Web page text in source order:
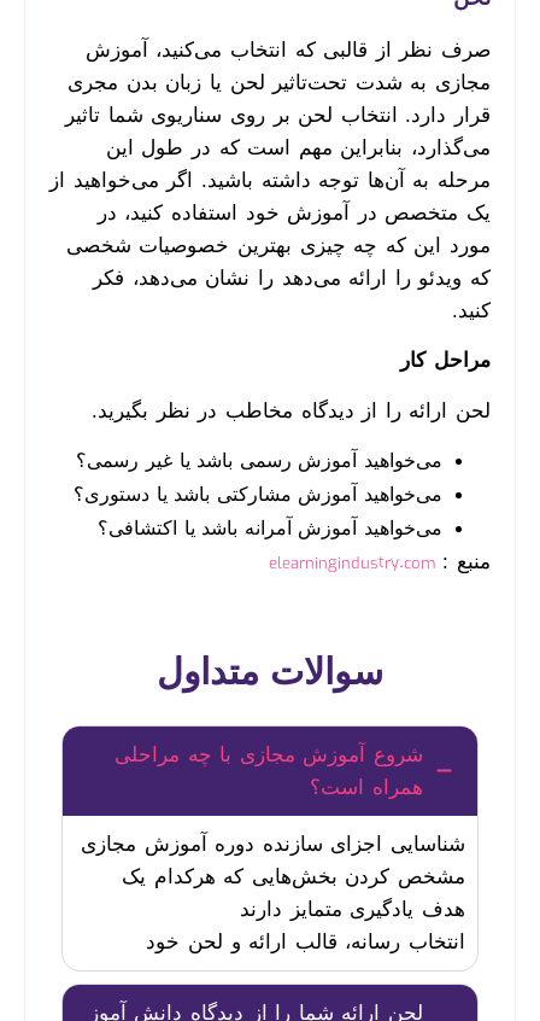
صرف نظر از قالبی که انتخاب می‌کنید، آموزش
مجازی به شدت تحت‌تاثیر لحن یا زبان بدن مجری
قرار دارد. انتخاب لحن بر روی سناریوی شما تاثیر
می‌گذارد، بنابراین مهم است که در طول این
مرحله به آن‌ها توجه داشته باشید. اگر می‌خواهید از
یک متخصص در آموزش خود استفاده کنید، در
مورد این که چه چیزی بهترین خصوصیات شخصی
که ویدئو را ارائه می‌دهد را نشان می‌دهد، فکر
کنید.
مراحل کار
لحن ارائه را از دیدگاه مخاطب در نظر بگیرید.
می‌خواهید آموزش رسمی باشد یا غیر رسمی؟
می‌خواهید آموزش مشارکتی باشد یا دستوری؟
می‌خواهید آموزش آمرانه باشد یا اکتشافی؟
منبع :elearningindustry.com
سوالات متداول
شروع آموزش مجازی با چه مراحلی
همراه است؟
شناسایی اجزای سازنده دوره آموزش مجازی
مشخص کردن بخش‌هایی که هرکدام یک
هدف یادگیری متمایز دارند
انتخاب رسانه، قالب ارائه و لحن خود
لحن ارائه شما را از دیدگاه دانش آموز